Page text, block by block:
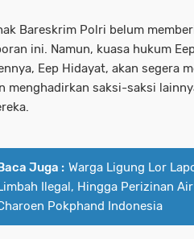
Bareskrim Polri belum
ini. Namun, kuasa hukum
Eep Hidayat, akan segera
menghadirkan saksi-saksi
Juga : Warga Ligung Lor
Ilegal, Hingga Perizinan
Pokphand Indonesia